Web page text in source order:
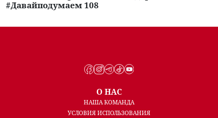
#Давайподумаем 108
О НАС
НАША КОМАНДА
УСЛОВИЯ ИСПОЛЬЗОВАНИЯ